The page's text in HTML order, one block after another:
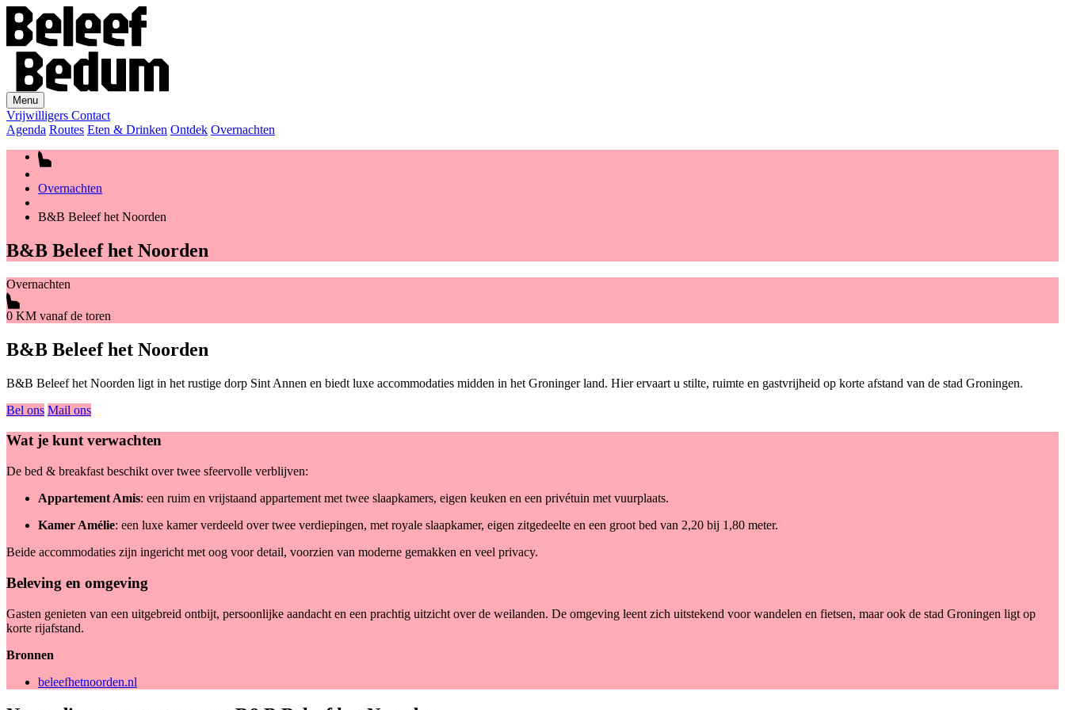
Menu
Vrijwilligers Contact
Agenda Routes Eten & Drinken Ontdek Overnachten
Overnachten
B&B Beleef het Noorden
B&B Beleef het Noorden
Overnachten
0 KM vanaf de toren
B&B Beleef het Noorden
B&B Beleef het Noorden ligt in het rustige dorp Sint Annen en biedt luxe accommodaties midden in het Groninger land. Hier ervaart u stilte, ruimte en gastvrijheid op korte afstand van de stad Groningen.
Bel ons Mail ons
Wat je kunt verwachten
De bed & breakfast beschikt over twee sfeervolle verblijven:
Appartement Amis: een ruim en vrijstaand appartement met twee slaapkamers, eigen keuken en een privétuin met vuurplaats.
Kamer Amélie: een luxe kamer verdeeld over twee verdiepingen, met royale slaapkamer, eigen zitgedeelte en een groot bed van 2,20 bij 1,80 meter.
Beide accommodaties zijn ingericht met oog voor detail, voorzien van moderne gemakken en veel privacy.
Beleving en omgeving
Gasten genieten van een uitgebreid ontbijt, persoonlijke aandacht en een prachtig uitzicht over de weilanden. De omgeving leent zich uitstekend voor wandelen en fietsen, maar ook de stad Groningen ligt op
korte rijafstand.
Bronnen
beleefhetnoorden.nl